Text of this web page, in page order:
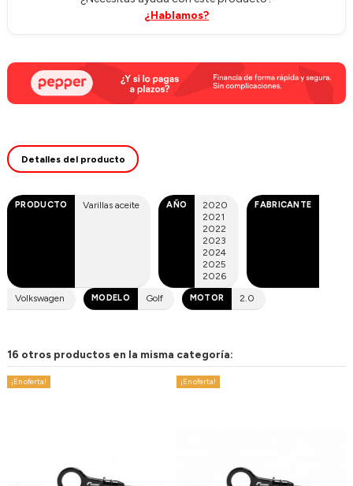
¿Hablamos?
Detalles del producto
PRODUCTO Varillas aceite AÑO
2020
2021
2022
2023
2024
2025
2026
FABRICANTE
Volkswagen MODELO Golf MOTOR 2.0
16 otros productos en la misma categoría:
¡En oferta! ¡En oferta!